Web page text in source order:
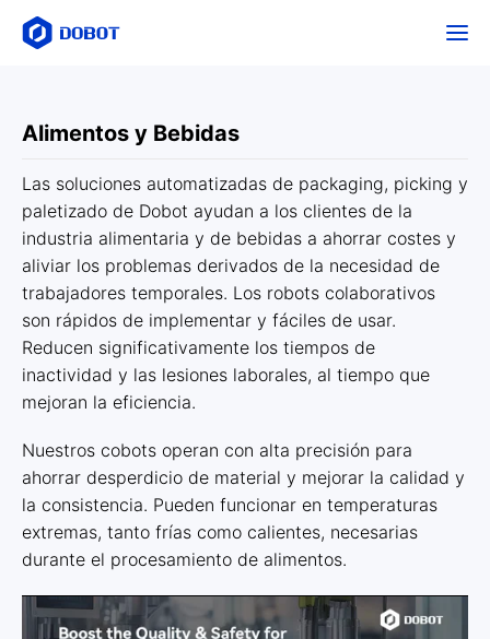
Alimentos y Bebidas
Las soluciones automatizadas de packaging, picking y
paletizado de Dobot ayudan a los clientes de la
industria alimentaria y de bebidas a ahorrar costes y
aliviar los problemas derivados de la necesidad de
trabajadores temporales. Los robots colaborativos
son rápidos de implementar y fáciles de usar.
Reducen significativamente los tiempos de
inactividad y las lesiones laborales, al tiempo que
mejoran la eficiencia.
Nuestros cobots operan con alta precisión para
ahorrar desperdicio de material y mejorar la calidad y
la consistencia. Pueden funcionar en temperaturas
extremas, tanto frías como calientes, necesarias
durante el procesamiento de alimentos.